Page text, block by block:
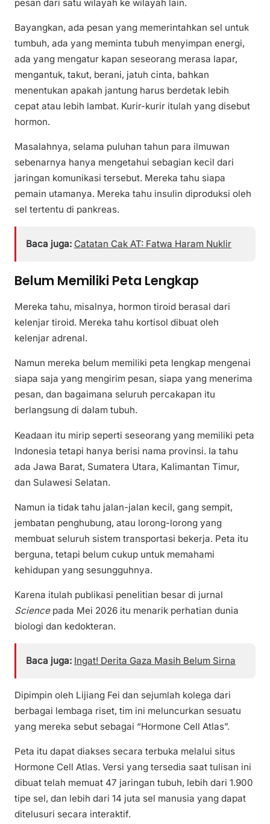
pesan dari satu wilayah ke wilayah lain.
Bayangkan, ada pesan yang memerintahkan sel untuk
tumbuh, ada yang meminta tubuh menyimpan energi,
ada yang mengatur kapan seseorang merasa lapar,
mengantuk, takut, berani, jatuh cinta, bahkan
menentukan apakah jantung harus berdetak lebih
cepat atau lebih lambat. Kurir-kurir itulah yang disebut
hormon.
Masalahnya, selama puluhan tahun para ilmuwan
sebenarnya hanya mengetahui sebagian kecil dari
jaringan komunikasi tersebut. Mereka tahu siapa
pemain utamanya. Mereka tahu insulin diproduksi oleh
sel tertentu di pankreas.
Baca juga: Catatan Cak AT: Fatwa Haram Nuklir
Belum Memiliki Peta Lengkap
Mereka tahu, misalnya, hormon tiroid berasal dari
kelenjar tiroid. Mereka tahu kortisol dibuat oleh
kelenjar adrenal.
Namun mereka belum memiliki peta lengkap mengenai
siapa saja yang mengirim pesan, siapa yang menerima
pesan, dan bagaimana seluruh percakapan itu
berlangsung di dalam tubuh.
Keadaan itu mirip seperti seseorang yang memiliki peta
Indonesia tetapi hanya berisi nama provinsi. Ia tahu
ada Jawa Barat, Sumatera Utara, Kalimantan Timur,
dan Sulawesi Selatan.
Namun ia tidak tahu jalan-jalan kecil, gang sempit,
jembatan penghubung, atau lorong-lorong yang
membuat seluruh sistem transportasi bekerja. Peta itu
berguna, tetapi belum cukup untuk memahami
kehidupan yang sesungguhnya.
Karena itulah publikasi penelitian besar di jurnal
Sciencepada Mei 2026 itu menarik perhatian dunia
biologi dan kedokteran.
Baca juga: Ingat! Derita Gaza Masih Belum Sirna
Dipimpin oleh Lijiang Fei dan sejumlah kolega dari
berbagai lembaga riset, tim ini meluncurkan sesuatu
yang mereka sebut sebagai “Hormone Cell Atlas”.
Peta itu dapat diakses secara terbuka melalui situs
Hormone Cell Atlas. Versi yang tersedia saat tulisan ini
dibuat telah memuat 47 jaringan tubuh, lebih dari 1.900
tipe sel, dan lebih dari 14 juta sel manusia yang dapat
ditelusuri secara interaktif.